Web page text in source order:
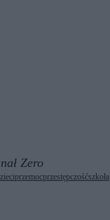
Zero
przemocprzestępczośćszkoła